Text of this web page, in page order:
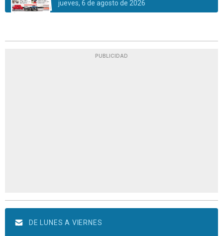
jueves, 6 de agosto de 2026
PUBLICIDAD
DE LUNES A VIERNES